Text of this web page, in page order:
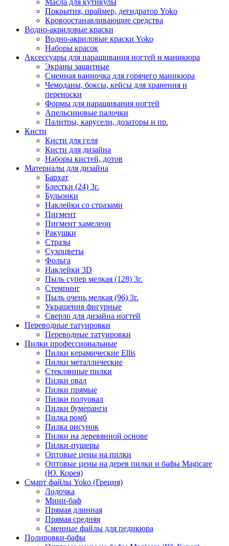
Масла для кутикулы
Покрытия, праймер, дегидратор Yoko
Кровоостанавливающие средства
Водно-акриловые краски
Водно-акриловые краски Yoko
Наборы красок
Аксессуары для наращивания ногтей и маникюра
Экраны защитные
Сменная ванночка для горячего маникюра
Чемоданы, боксы, кейсы для хранения и
переноски
Формы для наращивания ногтей
Апельсиновые палочки
Палитры, карусели, дозаторы и пр.
Кисти
Кисти для геля
Кисти для дизайна
Наборы кистей, дотов
Материалы для дизайна
Бархат
Блестки (24) 3г.
Бульонки
Наклейки со стразами
Пигмент
Пигмент хамелеон
Ракушки
Стразы
Сухоцветы
Фольга
Наклейки 3D
Пыль супер мелкая (128) 3г.
Стемпинг
Пыль очень мелкая (96) 3г.
Украшения фигурные
Сверло для дизайна ногтей
Переводные татуировки
Переводные татуировки
Пилки профессиональные
Пилки керамические Ellis
Пилки металлические
Стеклянные пилки
Пилки овал
Пилки прямые
Пилки полуовал
Пилки бумеранги
Пилка ромб
Пилка рисунок
Пилки на деревянной основе
Пилки-пушеры
Оптовые цены на пилки
Оптовые цены на дерев пилки и бафы Magicare
(Ю. Корея)
Смарт файлы Yoko (Греция)
Лодочка
Мини-баф
Прямая длинная
Прямая средняя
Сменные файлы для педикюра
Полировки-бафы